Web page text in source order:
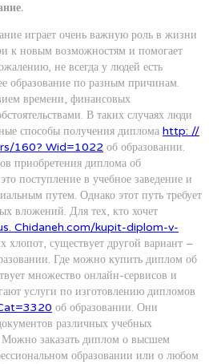
играет очень важную роль в жизни
к новым возможностям и помогает
не всегда у людей есть
образование по разным причинам.
времени, финансовых
В таких случаях люди
способы получения диплома http: //
160? Wid=1022 об образовании.
приобретения диплома об
поступление в учебное заведение и
путем. Однако этот путь требует
вложений. Для тех, кто хочет
Chidaneh.com/kupit-diplom-v-
хлопот, существует другой вариант –
Где можно купить диплом об
множество онлайн-сервисов и
услуги по изготовлению дипломов
об образовании. Они
различных учебных
Можно заказать диплом о высшем
образовании или о любом